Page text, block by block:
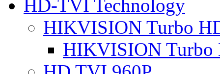
HD-TVI Technology
HIKVISION Turbo
HIKVISION Turbo